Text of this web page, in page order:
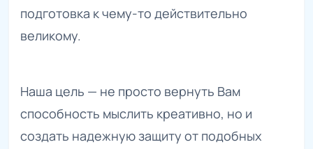
подготовка к чему-то действительно
великому.
Наша цель — не просто вернуть Вам
способность мыслить креативно, но и
создать надежную защиту от подобных